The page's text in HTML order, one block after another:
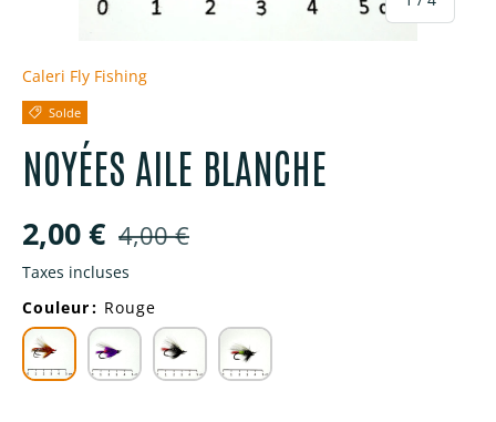
Caleri Fly Fishing
Solde
NOYÉES AILE BLANCHE
Prix soldé
2,00 € Prix habituel
4,00 €
Taxes incluses
Couleur: Rouge